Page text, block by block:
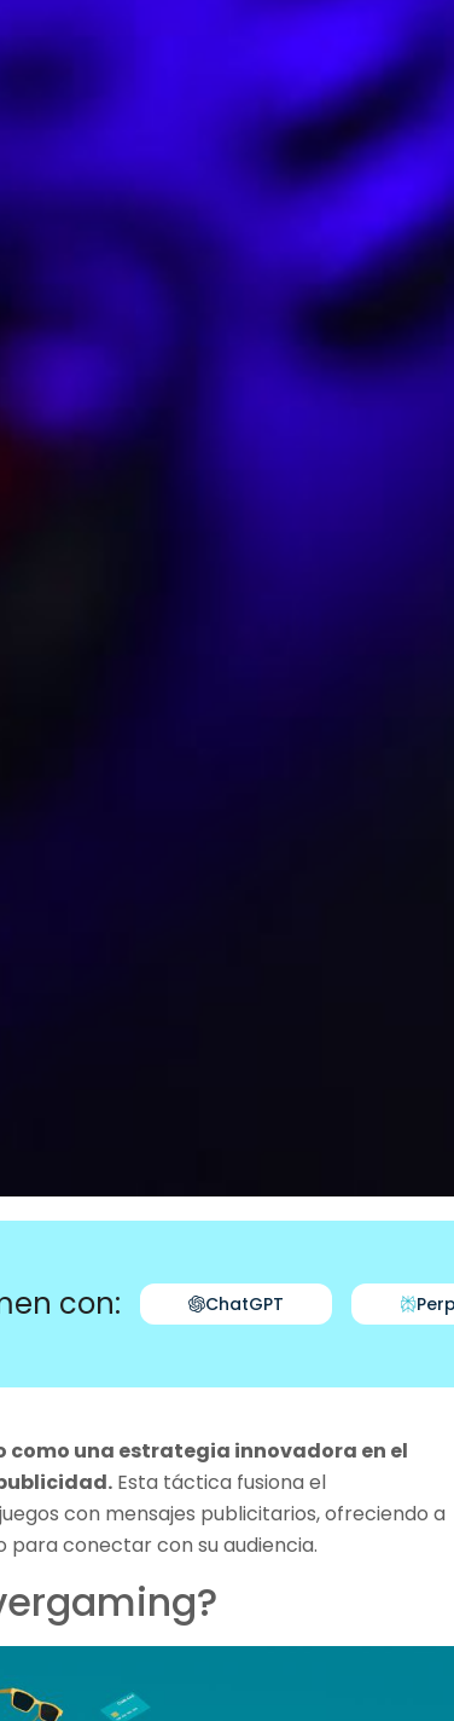
con: ChatGPT
una estrategia innovadora en el
Esta táctica fusiona el
con mensajes publicitarios, ofreciendo a
para conectar con su audiencia.